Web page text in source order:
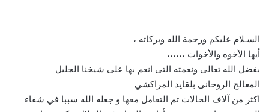
السـلام عليكم ورحمة الله وبركاته ،
أيها الأخوه والأخوات ،،،،،،
بفضل الله تعالى ونعمته التى انعم بها على شيخنا الجليل
المعالج الروحانى بلقايد المراكشي
اكثر من آلاف الحالات تم التعامل معها و جعله الله سببا في شفاء